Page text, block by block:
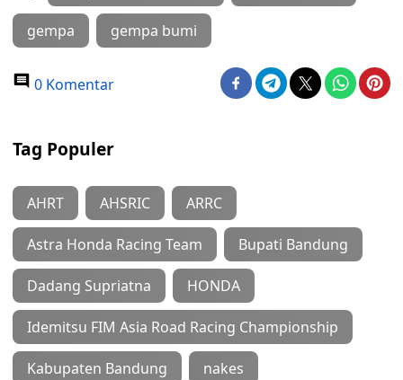
gempa gempa bumi
0 Komentar
Tag Populer
AHRT AHSRIC ARRC
Astra Honda Racing Team Bupati Bandung
Dadang Supriatna HONDA
Idemitsu FIM Asia Road Racing Championship
Kabupaten Bandung nakes